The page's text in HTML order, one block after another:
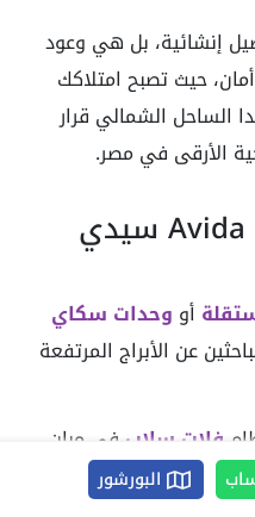
إنشائية، بل هي وعود
حيث تصبح امتلاكك
الساحل الشمالي قرار
الأرقى في مصر.
ما هي العيوب قرية Avida سيدي
أو وحدات سكاي
عن الأبراج المرتفعة
فلات سلاب في مبان
خيار الارتفاعات
البورشور